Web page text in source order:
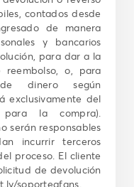
contados desde
de manera
y bancarios
para dar a la
o, para
dinero según
exclusivamente del
la compra).
serán responsables
incurrir terceros
proceso. El cliente
de devolución
soporteafans.